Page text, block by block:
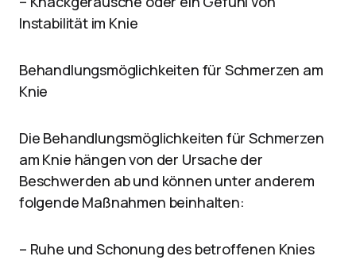
Instabilität im Knie
Behandlungsmöglichkeiten für Schmerzen am
Knie
Die Behandlungsmöglichkeiten für Schmerzen
am Knie hängen von der Ursache der
Beschwerden ab und können unter anderem
folgende Maßnahmen beinhalten:
– Ruhe und Schonung des betroffenen Knies